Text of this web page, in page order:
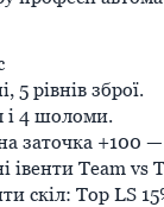
5 рівнів зброї.
і 4 шоломи.
заточка +100 —
івенти Team vs
скіл: Top LS